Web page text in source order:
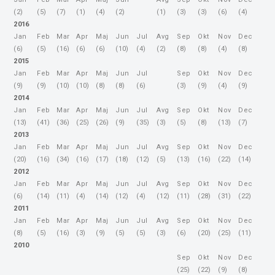
(2)
(5)
(7)
(1)
(4)
(2)
(1)
(3)
(3)
(6)
(4)
2016
Jan
(6)
Feb
(5)
Mar
(16)
Apr
(6)
Maj
(6)
Jun
(10)
Jul
(4)
Avg
(2)
Sep
(8)
Okt
(8)
Nov
(4)
Dec
(8)
2015
Jan
(9)
Feb
(9)
Mar
(10)
Apr
(10)
Maj
(8)
Jun
(8)
Jul
(6)
Sep
(3)
Okt
(9)
Nov
(4)
Dec
(9)
2014
Jan
(13)
Feb
(41)
Mar
(36)
Apr
(25)
Maj
(26)
Jun
(9)
Jul
(35)
Avg
(3)
Sep
(5)
Okt
(8)
Nov
(13)
Dec
(7)
2013
Jan
(20)
Feb
(16)
Mar
(34)
Apr
(16)
Maj
(17)
Jun
(18)
Jul
(12)
Avg
(5)
Sep
(13)
Okt
(16)
Nov
(22)
Dec
(14)
2012
Jan
(6)
Feb
(14)
Mar
(11)
Apr
(4)
Maj
(14)
Jun
(12)
Jul
(4)
Avg
(12)
Sep
(11)
Okt
(28)
Nov
(31)
Dec
(22)
2011
Jan
(8)
Feb
(5)
Mar
(16)
Apr
(3)
Maj
(9)
Jun
(5)
Jul
(5)
Avg
(3)
Sep
(6)
Okt
(20)
Nov
(25)
Dec
(11)
2010
Sep
(25)
Okt
(22)
Nov
(9)
Dec
(8)